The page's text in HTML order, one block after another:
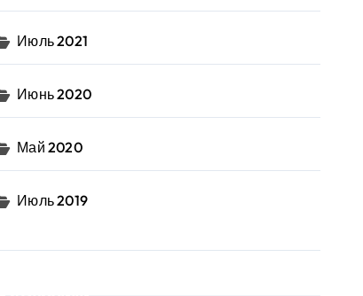
Июль 2021
Июнь 2020
Май 2020
Июль 2019